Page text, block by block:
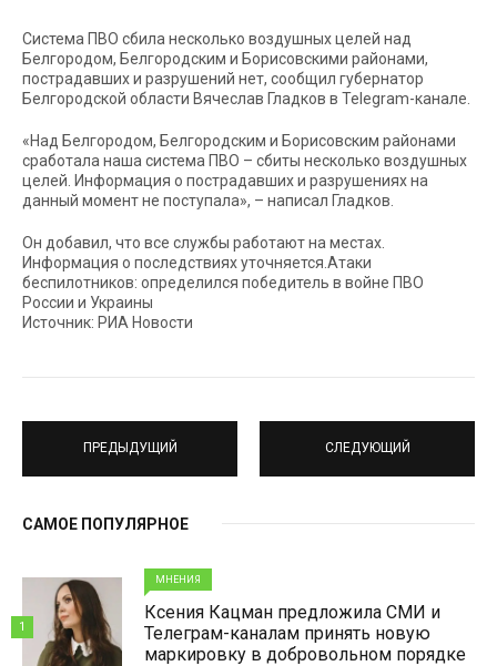
Система ПВО сбила несколько воздушных целей над
Белгородом, Белгородским и Борисовскими районами,
пострадавших и разрушений нет, сообщил губернатор
Белгородской области Вячеслав Гладков в Telegram-канале.
«Над Белгородом, Белгородским и Борисовским районами
сработала наша система ПВО – сбиты несколько воздушных
целей. Информация о пострадавших и разрушениях на
данный момент не поступала», – написал Гладков.
Он добавил, что все службы работают на местах.
Информация о последствиях уточняется.Атаки
беспилотников: определился победитель в войне ПВО
России и Украины
Источник: РИА Новости
ПРЕДЫДУЩИЙ СЛЕДУЮЩИЙ
САМОЕ ПОПУЛЯРНОЕ
МНЕНИЯ
Ксения Кацман предложила СМИ и
Телеграм-каналам принять новую
маркировку в добровольном порядке
1